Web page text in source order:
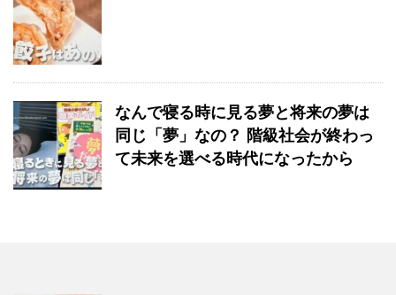
なんで寝る時に見る夢と将来の夢は
同じ「夢」なの？ 階級社会が終わっ
て未来を選べる時代になったから